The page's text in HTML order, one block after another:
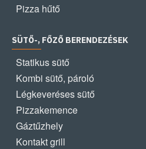
Pizza hűtő
SÜTŐ-, FŐZŐ BERENDEZÉSEK
Statikus sütő
Kombi sütő, pároló
Légkeveréses sütő
Pizzakemence
Gáztűzhely
Kontakt grill